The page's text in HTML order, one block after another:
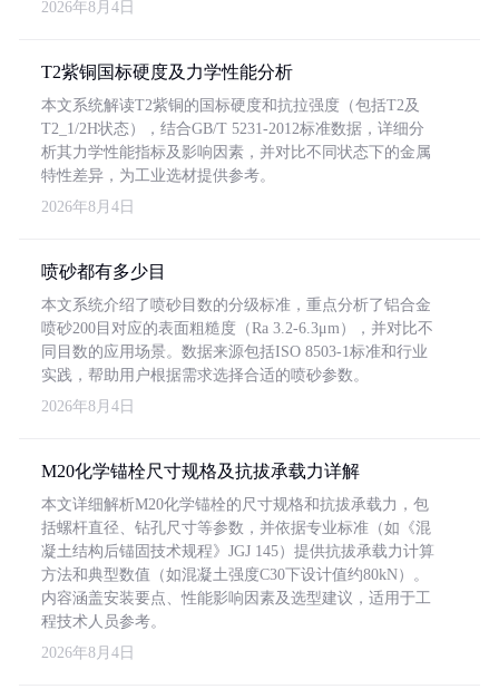
2026年8月4日
T2紫铜国标硬度及力学性能分析
本文系统解读T2紫铜的国标硬度和抗拉强度（包括T2及
T2_1/2H状态），结合GB/T 5231-2012标准数据，详细分
析其力学性能指标及影响因素，并对比不同状态下的金属
特性差异，为工业选材提供参考。
2026年8月4日
喷砂都有多少目
本文系统介绍了喷砂目数的分级标准，重点分析了铝合金
喷砂200目对应的表面粗糙度（Ra 3.2-6.3μm），并对比不
同目数的应用场景。数据来源包括ISO 8503-1标准和行业
实践，帮助用户根据需求选择合适的喷砂参数。
2026年8月4日
M20化学锚栓尺寸规格及抗拔承载力详解
本文详细解析M20化学锚栓的尺寸规格和抗拔承载力，包
括螺杆直径、钻孔尺寸等参数，并依据专业标准（如《混
凝土结构后锚固技术规程》JGJ 145）提供抗拔承载力计算
方法和典型数值（如混凝土强度C30下设计值约80kN）。
内容涵盖安装要点、性能影响因素及选型建议，适用于工
程技术人员参考。
2026年8月4日